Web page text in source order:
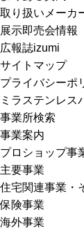
取り扱いメーカ
展示即売会情報
広報誌izumi
サイトマップ
プライバシーポ
ミラステンレス
事業所検索
事業案内
プロショップ事
主要事業
住宅関連事業・
保険事業
海外事業